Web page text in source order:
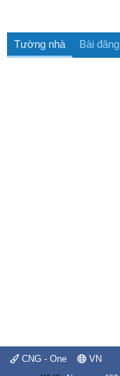
Tường nhà Bài đăng
CNG - One VN